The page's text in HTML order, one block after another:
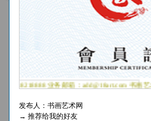
发布人： 书画艺术网
→ 推荐给我的好友